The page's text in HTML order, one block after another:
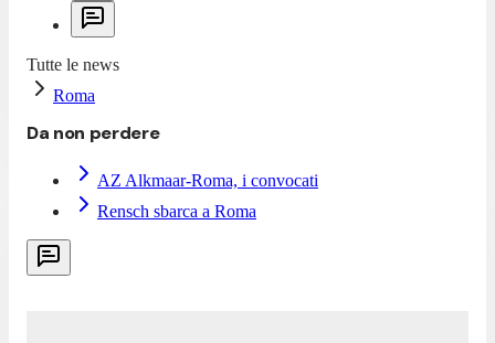
Tutte le news
Roma
Da non perdere
AZ Alkmaar-Roma, i convocati
Rensch sbarca a Roma